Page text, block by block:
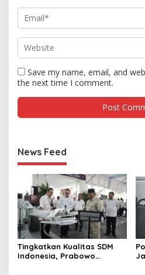
Save my name, email, and
the next time I comment.
News Feed
Tingkatkan Kualitas SDM
Indonesia, Prabowo